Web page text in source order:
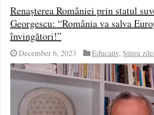
Renașterea României prin statul
Georgescu: “România va salva
învingători!”
December 6, 2023 Educativ, Știrea